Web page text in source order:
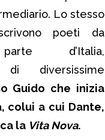
Lo stesso
poeti da
d’Italia,
di diversissime
Guido che inizia
colui a cui Dante,
la Vita Nova.